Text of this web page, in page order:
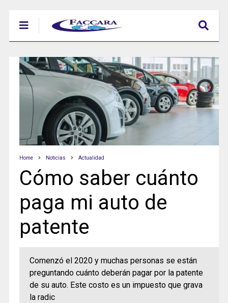
Home Noticias Actualidad
Cómo saber cuánto
paga mi auto de
patente
Comenzó el 2020 y muchas personas se están
preguntando cuánto deberán pagar por la patente
de su auto. Este costo es un impuesto que grava
la radic